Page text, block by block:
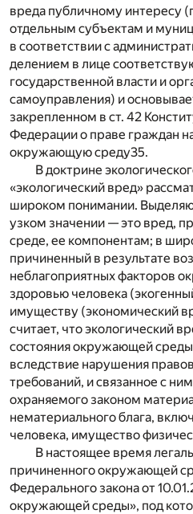
вреда публичному интересу
отдельным субъектам и
в соответствии с
делением в лице
государственной власти и
самоуправления) и
закрепленном в ст. 42
Федерации о праве граждан
окружающую среду35.
В доктрине
«экологический вред»
широком понимании.
узком значении — это вред,
среде, ее компонентам; в
причиненный в результате
неблагоприятных факторов
здоровью человека
имуществу (экономический
считает, что экологический
состояния окружающей
вследствие нарушения
требований, и связанное с
охраняемого законом
нематериального блага,
человека, имущество
В настоящее время
причиненного окружающей
Федерального закона от
окружающей среды», под